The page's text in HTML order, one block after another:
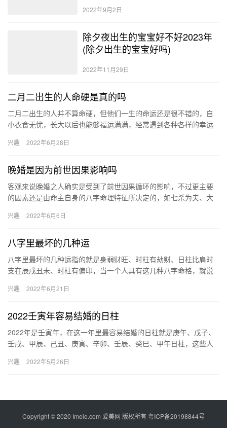
2022年9月2日
除夕夜出生的宝宝好不好2023年
(除夕出生的宝宝好吗)
2022年11月29日
二月二出生的人命硬是真的吗
二月二出生的人并不算命硬，但他们一生的命运还是很不错的，自
小衣食无忧，长大以后也能够福运满满，经常遇到各种各样的幸运
1…
兴趣 2022年6月28日
晚婚是因为前世因果影响吗
客观来说晚婚之人确实是受到了前世因果循环的影响，不过更主要
的因素还是由命主自身的八字命理特征所决定的，如七杀为夫、大
八字命…
兴趣 2022年6月6日
八字里最坏的几种运
八字里最坏的几种运指的就是身弱财旺、时柱有劫财、日柱比肩时
支在辰戌丑未、时柱有偏印，当一个人具有这几种八字命格，就说
不是很…
兴趣 2022年6月21日
2022壬寅年容易结婚的日柱
2022年是壬寅年，在这一年里最容易结婚的日柱就是庚午、戊子、
壬戌、甲辰、己丑、庚寅、辛卯、壬辰、癸巳、甲午日柱，这些人
兴趣 2022年5月26日
Copyright © 2020 Imeie.com 爱美网 版权所有粤ICP备20198844号